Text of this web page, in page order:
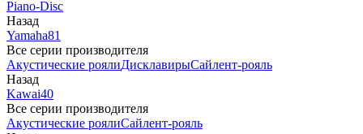
Piano-Disc
Назад
Yamaha81
Все серии производителя
Акустические роялиДисклавирыСайлент-рояль
Назад
Kawai40
Все серии производителя
Акустические роялиСайлент-рояль